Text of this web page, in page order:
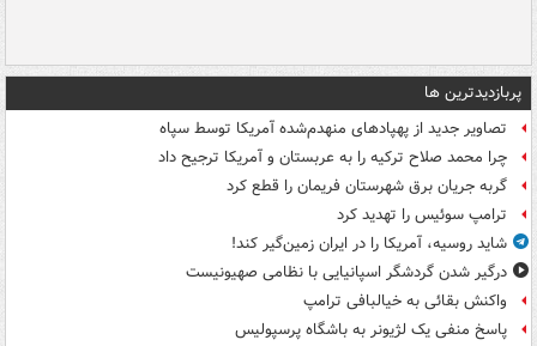
پربازدیدترین ها
تصاویر جدید از پهپادهای منهدم‌شده آمریکا توسط سپاه
چرا محمد صلاح ترکیه را به عربستان و آمریکا ترجیح داد
گربه جریان برق شهرستان فریمان را قطع کرد
ترامپ سوئیس را تهدید کرد
شاید روسیه، آمریکا را در ایران زمین‌گیر کند!
درگیر شدن گردشگر اسپانیایی با نظامی صهیونیست
واکنش بقائی به خیالبافی ترامپ
پاسخ منفی یک لژیونر به باشگاه پرسپولیس